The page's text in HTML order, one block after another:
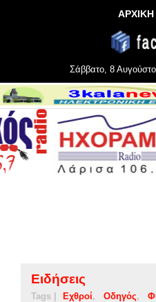
ΑΡΧΙΚΗ
Σάββατο, 8
Ειδήσεις
Tags | Εχθροί Οδηγός